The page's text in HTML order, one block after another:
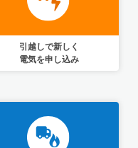
引越しで新しく
電気を申し込み